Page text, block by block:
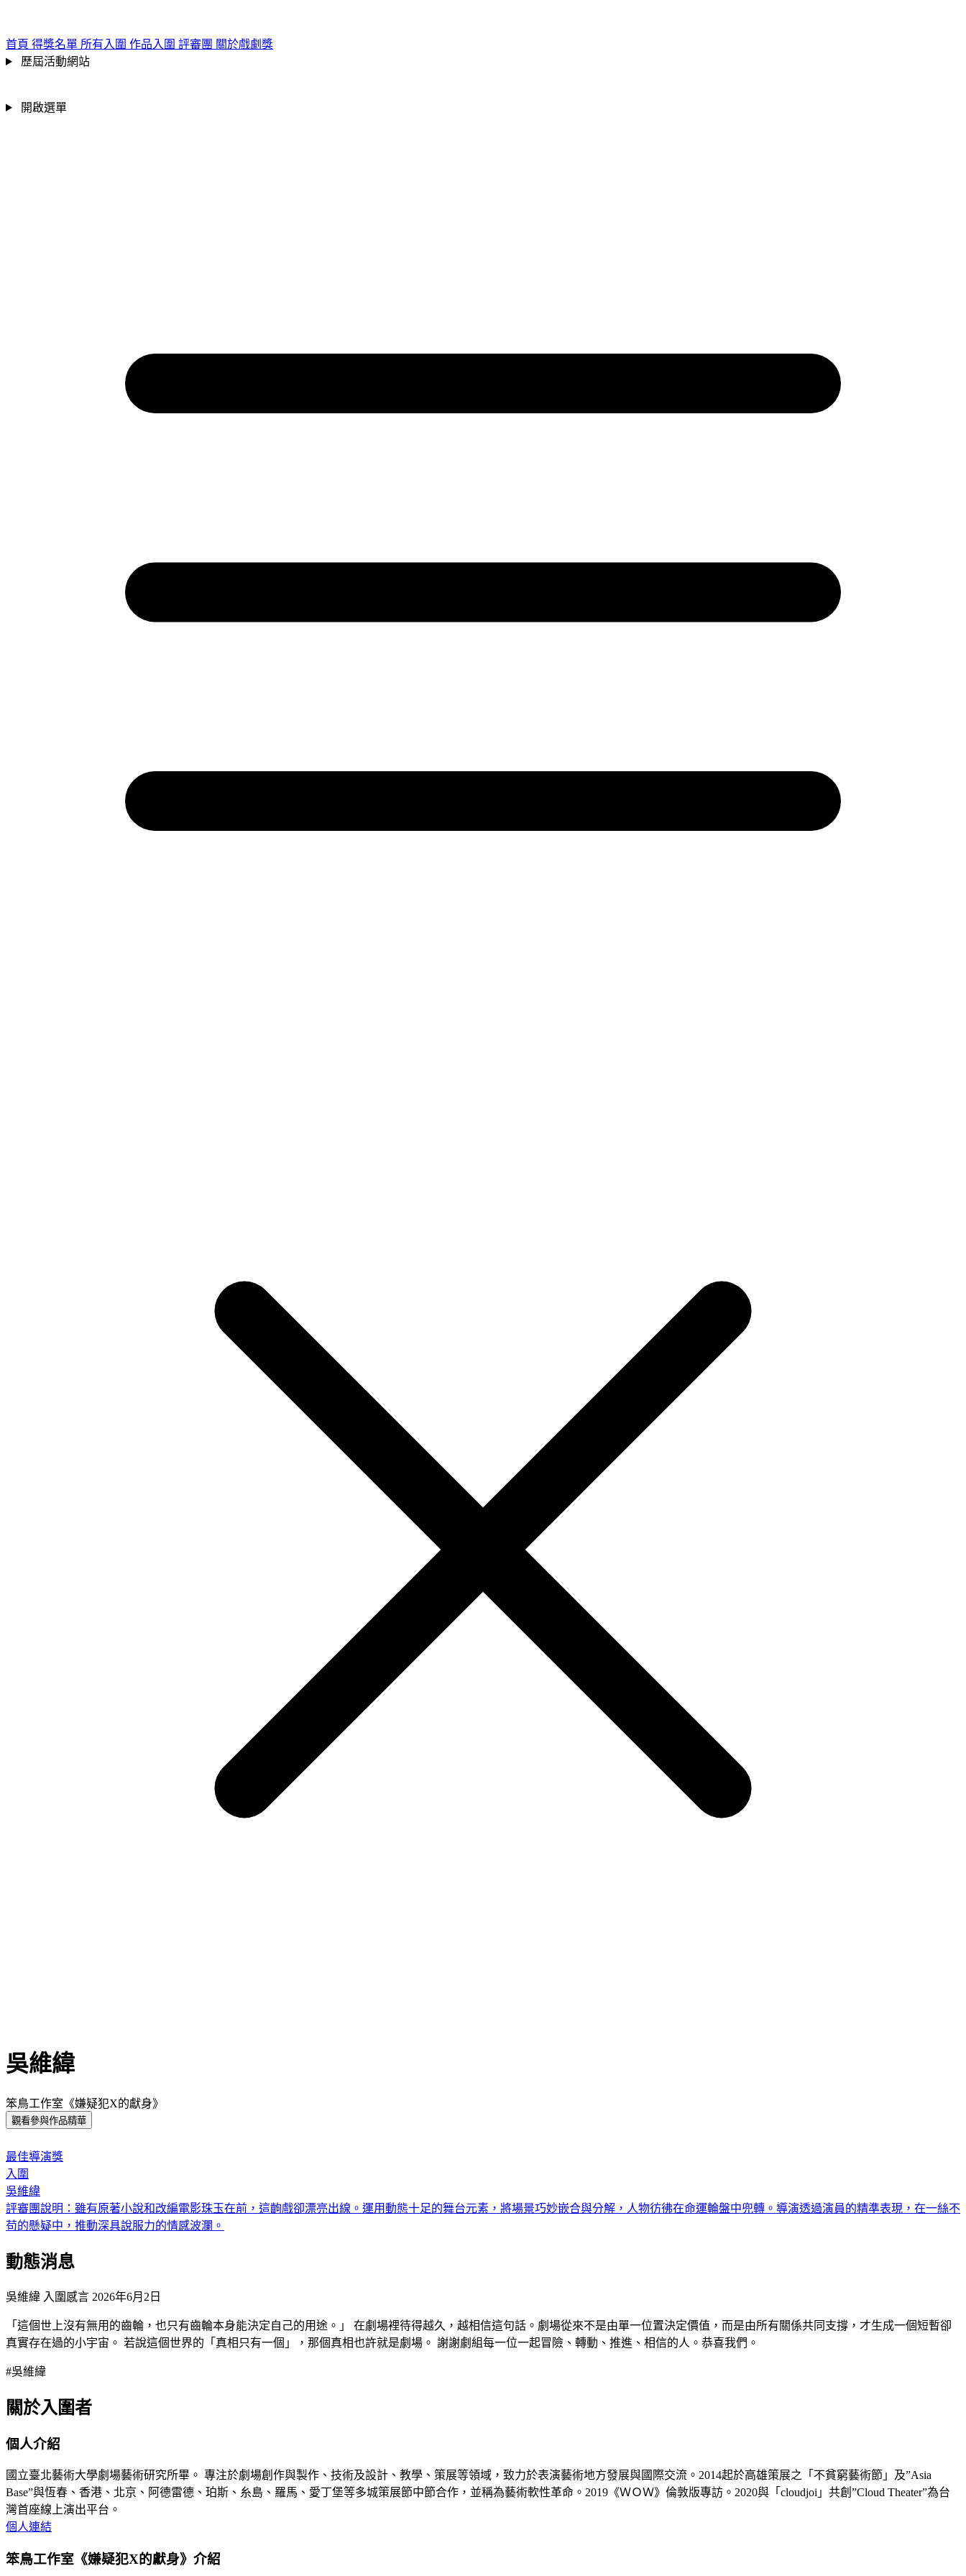
:::
首頁 得獎名單 所有入圍 作品入圍 評審團 關於戲劇獎
歷屆活動網站
開啟選單
吳維緯
笨鳥工作室《嫌疑犯X的獻身》
觀看參與作品精華
:::
最佳導演獎
入圍
吳維緯
評審團說明： 雖有原著小說和改編電影珠玉在前，這齣戲卻漂亮出線。運用動態十足的舞台元素，將場景巧妙嵌合與分解，人物彷彿在命運輪盤中兜轉。導演透過演員的精準表現，在一絲不
苟的懸疑中，推動深具說服力的情感波瀾。
動態消息
吳維緯 入圍感言 2026年6月2日
「這個世上沒有無用的齒輪，也只有齒輪本身能決定自己的用途。」 在劇場裡待得越久，越相信這句話。劇場從來不是由單一位置決定價值，而是由所有關係共同支撐，才生成一個短暫卻
真實存在過的小宇宙。 若說這個世界的「真相只有一個」，那個真相也許就是劇場。 謝謝劇組每一位一起冒險、轉動、推進、相信的人。恭喜我們。
#吳維緯
關於入圍者
個人介紹
國立臺北藝術大學劇場藝術研究所畢。 專注於劇場創作與製作、技術及設計、教學、策展等領域，致力於表演藝術地方發展與國際交流。2014起於高雄策展之「不貧窮藝術節」及”Asia
Base”與恆春、香港、北京、阿德雷德、珀斯、糸島、羅馬、愛丁堡等多城策展節中節合作，並稱為藝術軟性革命。2019《ＷＯＷ》倫敦版專訪。2020與「cloudjoi」共創”Cloud Theater”為台
灣首座線上演出平台。
個人連結
笨鳥工作室《嫌疑犯X的獻身》介紹